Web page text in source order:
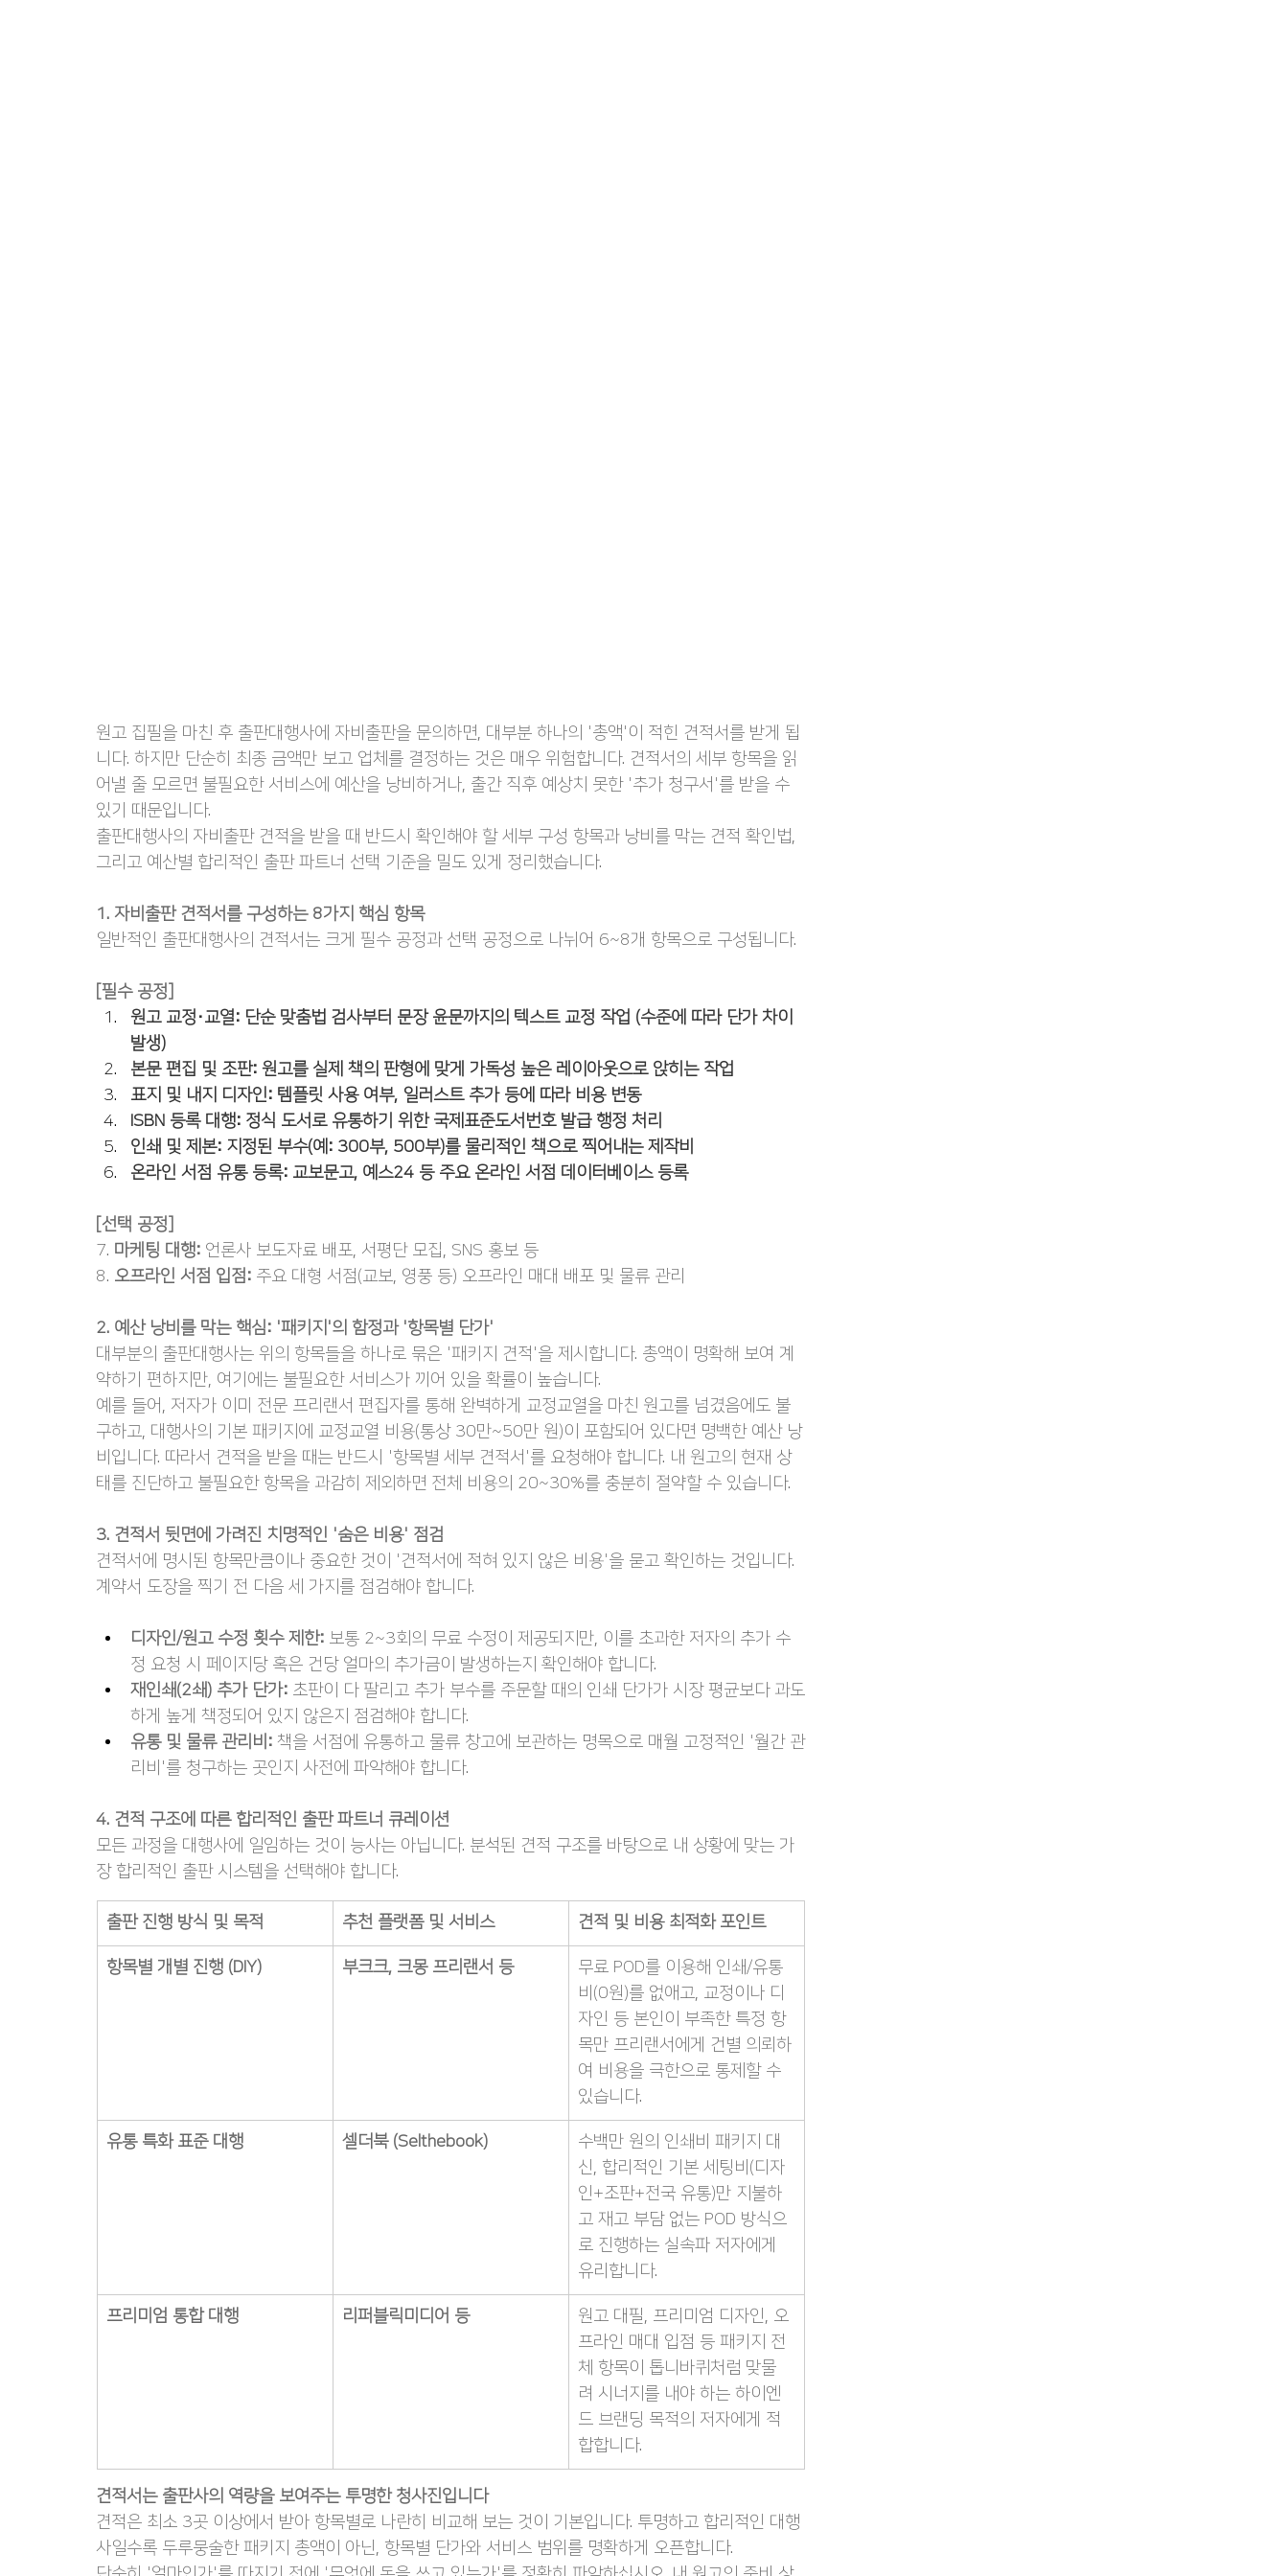
원고 집필을 마친 후 출판대행사에 자비출판을 문의하면, 대부분 하나의 '총액'이 적힌 견적서를 받게 됩
니다. 하지만 단순히 최종 금액만 보고 업체를 결정하는 것은 매우 위험합니다. 견적서의 세부 항목을 읽
어낼 줄 모르면 불필요한 서비스에 예산을 낭비하거나, 출간 직후 예상치 못한 '추가 청구서'를 받을 수
있기 때문입니다.
출판대행사의 자비출판 견적을 받을 때 반드시 확인해야 할 세부 구성 항목과 낭비를 막는 견적 확인법,
그리고 예산별 합리적인 출판 파트너 선택 기준을 밀도 있게 정리했습니다.
1. 자비출판 견적서를 구성하는 8가지 핵심 항목
일반적인 출판대행사의 견적서는 크게 필수 공정과 선택 공정으로 나뉘어 6~8개 항목으로 구성됩니다.
[필수 공정]
원고 교정·교열: 단순 맞춤법 검사부터 문장 윤문까지의 텍스트 교정 작업 (수준에 따라 단가 차이
발생)
본문 편집 및 조판: 원고를 실제 책의 판형에 맞게 가독성 높은 레이아웃으로 앉히는 작업
표지 및 내지 디자인: 템플릿 사용 여부, 일러스트 추가 등에 따라 비용 변동
ISBN 등록 대행: 정식 도서로 유통하기 위한 국제표준도서번호 발급 행정 처리
인쇄 및 제본: 지정된 부수(예: 300부, 500부)를 물리적인 책으로 찍어내는 제작비
온라인 서점 유통 등록: 교보문고, 예스24 등 주요 온라인 서점 데이터베이스 등록
[선택 공정]
7. 마케팅 대행: 언론사 보도자료 배포, 서평단 모집, SNS 홍보 등
8. 오프라인 서점 입점: 주요 대형 서점(교보, 영풍 등) 오프라인 매대 배포 및 물류 관리
2. 예산 낭비를 막는 핵심: '패키지'의 함정과 '항목별 단가'
대부분의 출판대행사는 위의 항목들을 하나로 묶은 '패키지 견적'을 제시합니다. 총액이 명확해 보여 계
약하기 편하지만, 여기에는 불필요한 서비스가 끼어 있을 확률이 높습니다.
예를 들어, 저자가 이미 전문 프리랜서 편집자를 통해 완벽하게 교정교열을 마친 원고를 넘겼음에도 불
구하고, 대행사의 기본 패키지에 교정교열 비용(통상 30만~50만 원)이 포함되어 있다면 명백한 예산 낭
비입니다. 따라서 견적을 받을 때는 반드시 '항목별 세부 견적서'를 요청해야 합니다. 내 원고의 현재 상
태를 진단하고 불필요한 항목을 과감히 제외하면 전체 비용의 20~30%를 충분히 절약할 수 있습니다.
3. 견적서 뒷면에 가려진 치명적인 '숨은 비용' 점검
견적서에 명시된 항목만큼이나 중요한 것이 '견적서에 적혀 있지 않은 비용'을 묻고 확인하는 것입니다.
계약서 도장을 찍기 전 다음 세 가지를 점검해야 합니다.
디자인/원고 수정 횟수 제한: 보통 2~3회의 무료 수정이 제공되지만, 이를 초과한 저자의 추가 수
정 요청 시 페이지당 혹은 건당 얼마의 추가금이 발생하는지 확인해야 합니다.
재인쇄(2쇄) 추가 단가: 초판이 다 팔리고 추가 부수를 주문할 때의 인쇄 단가가 시장 평균보다 과도
하게 높게 책정되어 있지 않은지 점검해야 합니다.
유통 및 물류 관리비: 책을 서점에 유통하고 물류 창고에 보관하는 명목으로 매월 고정적인 '월간 관
리비'를 청구하는 곳인지 사전에 파악해야 합니다.
4. 견적 구조에 따른 합리적인 출판 파트너 큐레이션
모든 과정을 대행사에 일임하는 것이 능사는 아닙니다. 분석된 견적 구조를 바탕으로 내 상황에 맞는 가
장 합리적인 출판 시스템을 선택해야 합니다.
출판 진행 방식 및 목적 추천 플랫폼 및 서비스 견적 및 비용 최적화 포인트
항목별 개별 진행 (DIY) 부크크, 크몽 프리랜서 등
무료 POD를 이용해 인쇄/유통
비(0원)를 없애고, 교정이나 디
자인 등 본인이 부족한 특정 항
목만 프리랜서에게 건별 의뢰하
여 비용을 극한으로 통제할 수
있습니다.
유통 특화 표준 대행 셀더북 (Selthebook)
수백만 원의 인쇄비 패키지 대
신, 합리적인 기본 세팅비(디자
인+조판+전국 유통)만 지불하
고 재고 부담 없는 POD 방식으
로 진행하는 실속파 저자에게
유리합니다.
프리미엄 통합 대행 리퍼블릭미디어 등
원고 대필, 프리미엄 디자인, 오
프라인 매대 입점 등 패키지 전
체 항목이 톱니바퀴처럼 맞물
려 시너지를 내야 하는 하이엔
드 브랜딩 목적의 저자에게 적
합합니다.
견적서는 출판사의 역량을 보여주는 투명한 청사진입니다
견적은 최소 3곳 이상에서 받아 항목별로 나란히 비교해 보는 것이 기본입니다. 투명하고 합리적인 대행
사일수록 두루뭉술한 패키지 총액이 아닌, 항목별 단가와 서비스 범위를 명확하게 오픈합니다.